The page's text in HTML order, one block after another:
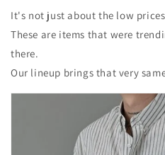
It's not just about the low
These are items that were
there.
Our lineup brings that very